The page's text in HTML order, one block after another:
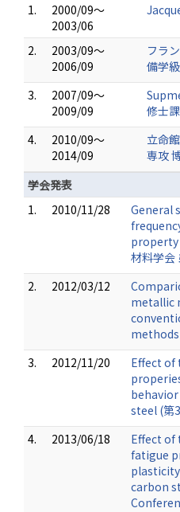
1.
2000/09～
2003/06
2.
2003/09～
2006/09
フラ
備学
3.
2007/09～
2009/09
修士
4.
2010/09～
2014/09
立命
専攻
学会発表
1.
2010/11/28
General
property
材料学会
2.
2012/03/12
metallic
methods
3.
2012/11/20
Effect of
behavior
steel (第
4.
2013/06/18
Effect of
fatigue
plasticity
carbon